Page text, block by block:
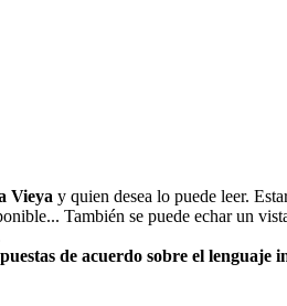
Vieya y quien desea lo puede leer.
También se puede echar un
de acuerdo sobre el lenguaje